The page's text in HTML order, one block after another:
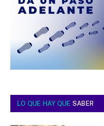
LO QUE HAY QUE SABER